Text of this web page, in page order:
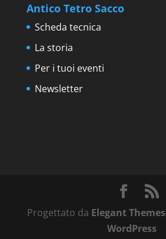
Antico Tetro Sacco
Scheda tecnica
La storia
Per i tuoi eventi
Newsletter
Progettato da Elegant Themes
WordPress